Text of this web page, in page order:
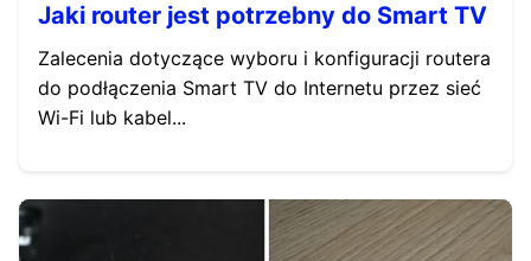
Jaki router jest potrzebny do Smart TV
Zalecenia dotyczące wyboru i konfiguracji routera
do podłączenia Smart TV do Internetu przez sieć
Wi-Fi lub kabel...